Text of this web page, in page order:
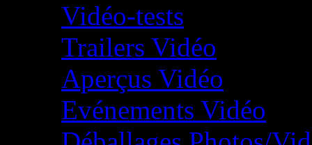
Vidéo-tests
Trailers Vidéo
Aperçus Vidéo
Evénements Vidéo